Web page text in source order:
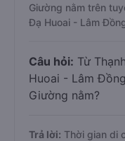
Giường nằm trên
Đạ Huoai - Lâm
Câu hỏi: Từ
Huoai - Lâm
Giường nằm?
Trả lời: Thời gian di